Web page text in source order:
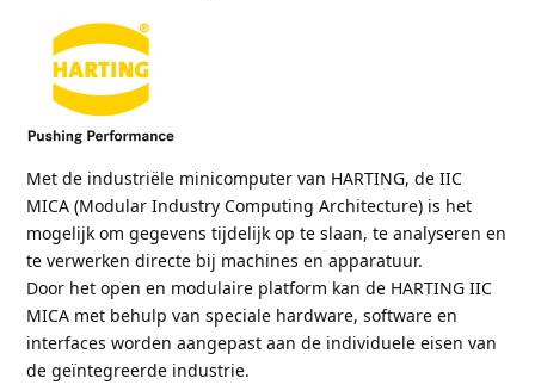
Met de industriële minicomputer van HARTING, de IIC
MICA (Modular Industry Computing Architecture) is het
mogelijk om gegevens tijdelijk op te slaan, te analyseren en
te verwerken directe bij machines en apparatuur.
Door het open en modulaire platform kan de HARTING IIC
MICA met behulp van speciale hardware, software en
interfaces worden aangepast aan de individuele eisen van
de geïntegreerde industrie.